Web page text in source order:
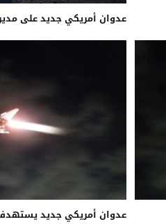
عدوان أمريكي جديد على
عدوان أمريكي جديد